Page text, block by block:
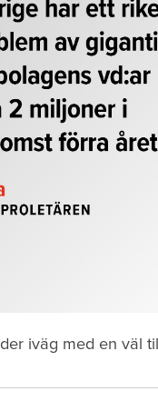
iväg med en väl